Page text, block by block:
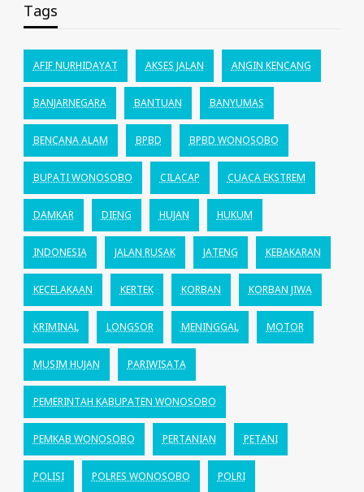
Tags
AFIF NURHIDAYAT AKSES JALAN ANGIN KENCANG
BANJARNEGARA BANTUAN BANYUMAS
BENCANA ALAM BPBD BPBD WONOSOBO
BUPATI WONOSOBO CILACAP CUACA EKSTREM
DAMKAR DIENG HUJAN HUKUM
INDONESIA JALAN RUSAK JATENG KEBAKARAN
KECELAKAAN KERTEK KORBAN KORBAN JIWA
KRIMINAL LONGSOR MENINGGAL MOTOR
MUSIM HUJAN PARIWISATA
PEMERINTAH KABUPATEN WONOSOBO
PEMKAB WONOSOBO PERTANIAN PETANI
POLISI POLRES WONOSOBO POLRI